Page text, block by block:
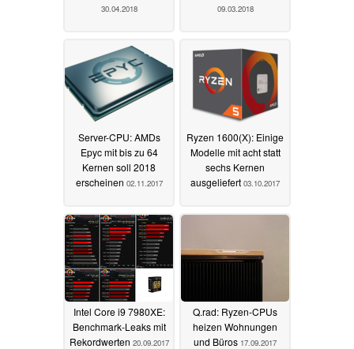
30.04.2018 09.03.2018
Server-CPU: AMDs
Epyc mit bis zu 64
Kernen soll 2018
erscheinen 02.11.2017
Ryzen 1600(X): Einige
Modelle mit acht statt
sechs Kernen
ausgeliefert 03.10.2017
Intel Core i9 7980XE:
Benchmark-Leaks mit
Rekordwerten 20.09.2017
Q.rad: Ryzen-CPUs
heizen Wohnungen
und Büros 17.09.2017